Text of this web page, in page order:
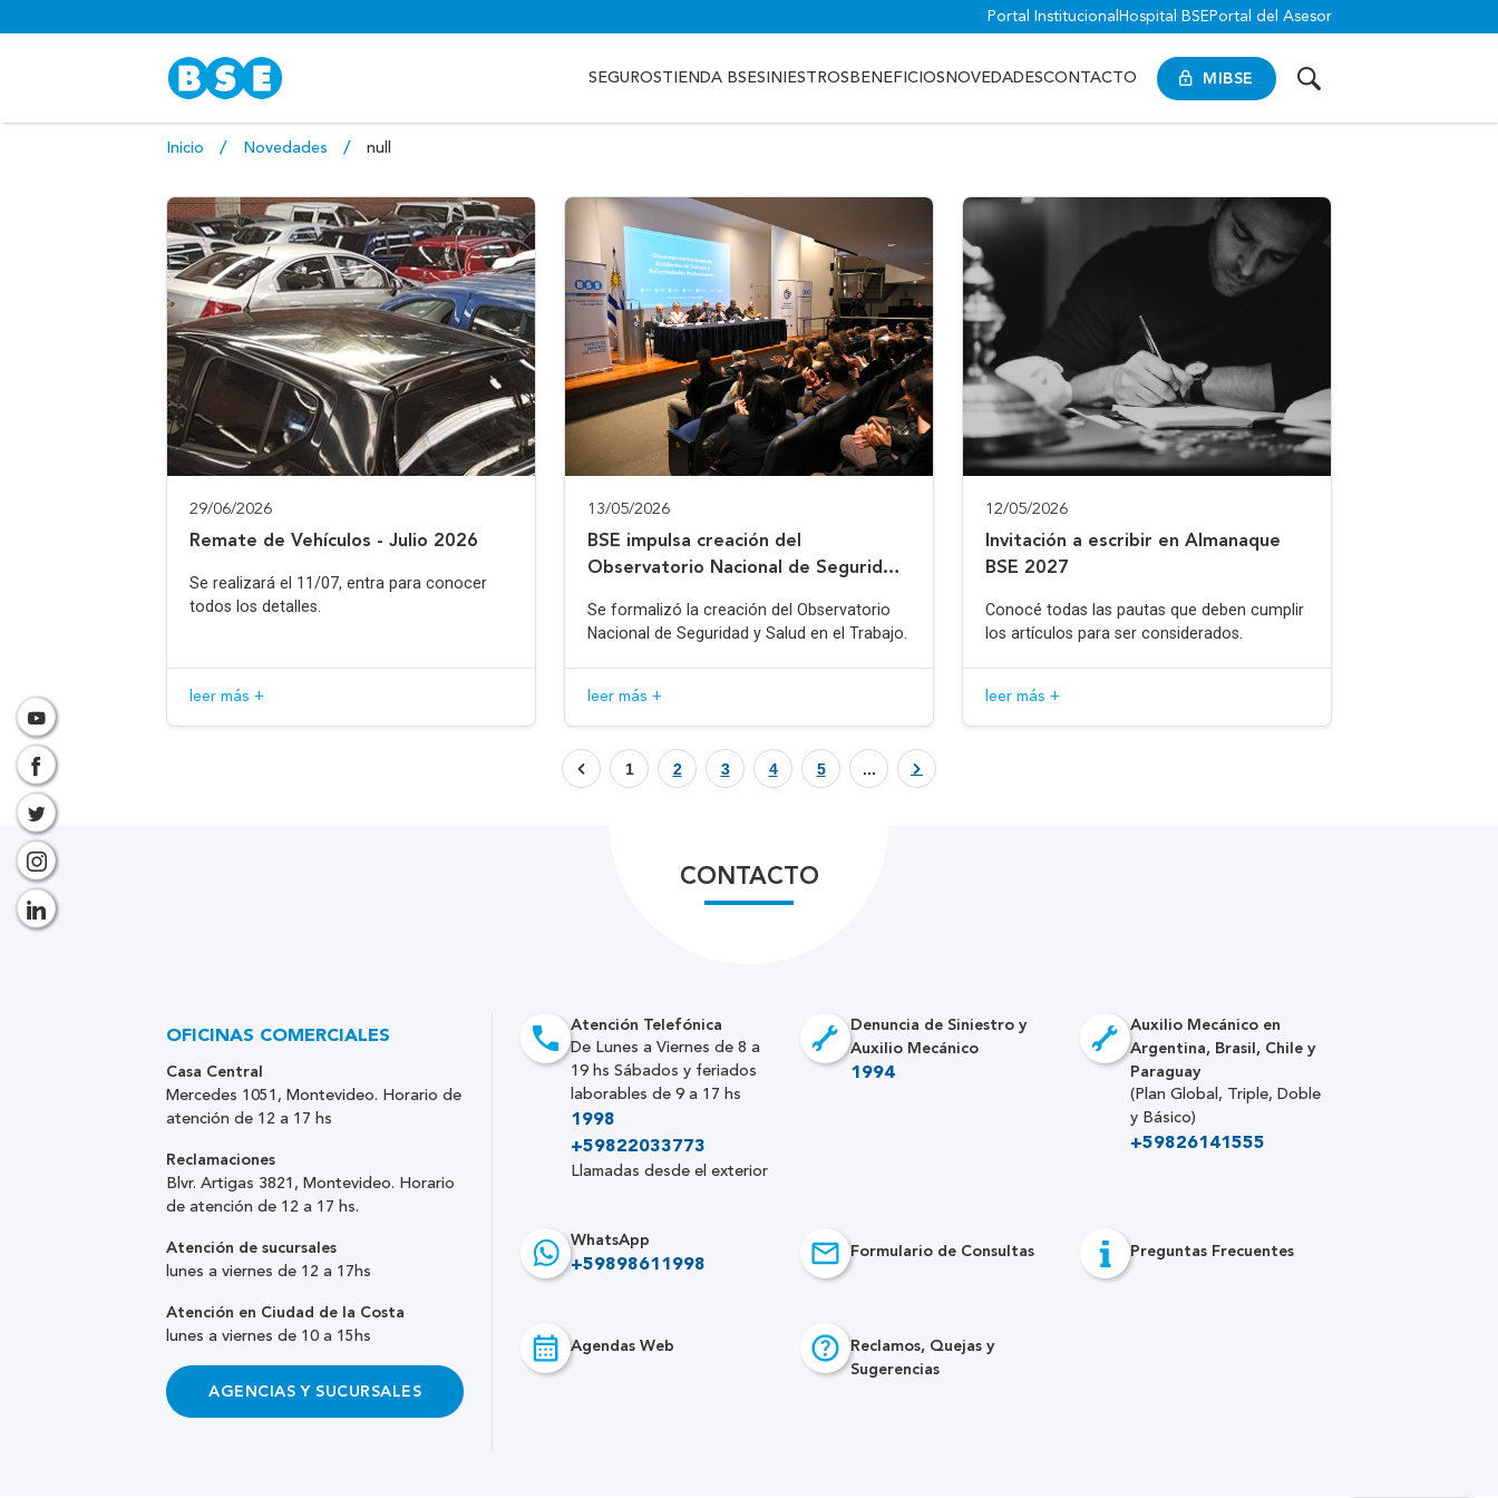
Portal Institucional Hospital BSE Portal del Asesor
MIBSE
SEGUROSTIENDA BSESINIESTROS BENEFICIOS NOVEDADESCONTACTO
Inicio Novedades null
29/06/2026
Remate de Vehículos - Julio 2026
Se realizará el 11/07, entra para conocer
todos los detalles.
leer más +
13/05/2026
BSE impulsa creación del
Observatorio Nacional de Seguridad
Se formalizó la creación del Observatorio
Nacional de Seguridad y Salud en el Trabajo.
leer más +
12/05/2026
Invitación a escribir en Almanaque
BSE 2027
Conocé todas las pautas que deben cumplir
los artículos para ser considerados.
leer más +
1 2 3 4 5 ...
CONTACTO
Atención Telefónica
De Lunes a Viernes de 8 a
19 hs Sábados y feriados
laborables de 9 a 17 hs
1998
+59822033773
Llamadas desde el exterior
Denuncia de Siniestro y
Auxilio Mecánico
1994
Auxilio Mecánico en
Argentina, Brasil, Chile y
Paraguay
(Plan Global, Triple, Doble
y Básico)
+59826141555
WhatsApp
+59898611998
Formulario de Consultas Preguntas Frecuentes
Agendas Web
Reclamos, Quejas y
Sugerencias
OFICINAS COMERCIALES
Casa Central
Mercedes 1051, Montevideo. Horario de
atención de 12 a 17 hs
Reclamaciones
Blvr. Artigas 3821, Montevideo. Horario
de atención de 12 a 17 hs.
Atención de sucursales
lunes a viernes de 12 a 17hs
Atención en Ciudad de la Costa
lunes a viernes de 10 a 15hs
AGENCIAS Y SUCURSALES